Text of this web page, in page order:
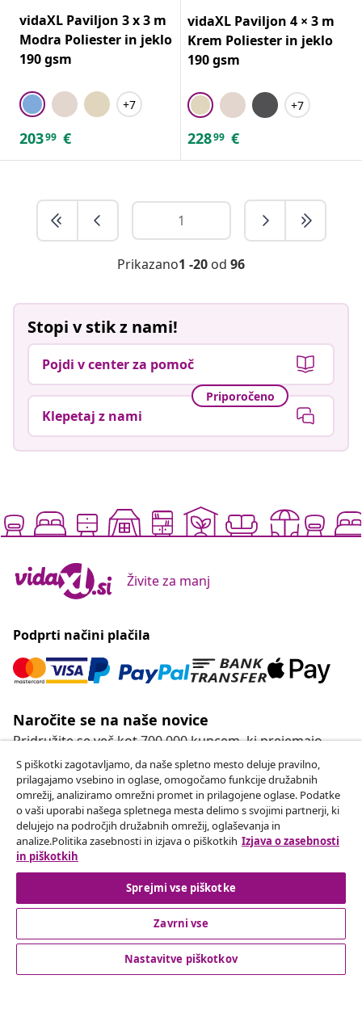
vidaXL Paviljon 3 x 3 m
Modra Poliester in jeklo
190 gsm
+7
20399 €
vidaXL Paviljon 4 × 3 m
Krem Poliester in jeklo
190 gsm
+7
22899 €
Prikazano1 -20 od 96
Stopi v stik z nami!
Pojdi v center za pomoč
Priporočeno
Klepetaj z nami
Živite za manj
Podprti načini plačila
Naročite se na naše novice
Pridružite se več kot 700.000 kupcem, ki prejemajo
tedenske akcije, sezonske ponudbe in novosti od
vidaXL.
Our social media accounts
Odstop od pogodbe
Oddaj zahtevek za odstop od naročila.
Odstop od pogodbe
S piškotki zagotavljamo, da naše spletno mesto deluje pravilno,
prilagajamo vsebino in oglase, omogočamo funkcije družabnih
omrežij, analiziramo omrežni promet in prilagojene oglase. Podatke
o vaši uporabi našega spletnega mesta delimo s svojimi partnerji, ki
delujejo na področjih družabnih omrežij, oglaševanja in
analize.Politika zasebnosti in izjava o piškotkih Izjava o zasebnosti
in piškotkih
Sprejmi vse piškotke
Zavrni vse
Nastavitve piškotkov